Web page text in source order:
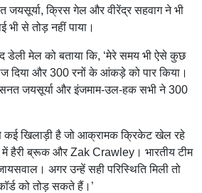
जयसूर्या, क्रिस गेल और वीरेंद्र सहवाग ने भी
भी से तोड़ नहीं पाया।
डेली मेल को बताया कि, ‘मेरे समय भी ऐसे कुछ
दिया और 300 रनों के आंकड़े को पार किया।
जयसूर्या और इंजमाम-उल-हक सभी ने 300
खिलाड़ी है जो आक्रामक क्रिकेट खेल रहे
में हैरी ब्रूक और Zak Crawley। भारतीय टीम
अगर उन्हें सही परिस्थिति मिली तो
को तोड़ सकते हैं।’